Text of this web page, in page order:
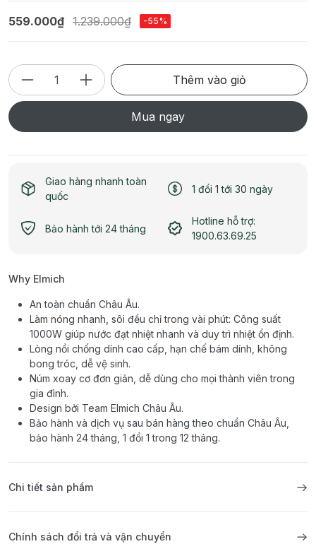
559.000₫ 1.239.000₫ -55%
Thêm vào giỏ
Mua ngay
Giao hàng nhanh toàn
quốc
1 đổi 1 tới 30 ngày
Bảo hành tới 24 tháng
Hotline hỗ trợ:
1900.63.69.25
Why Elmich
An toàn chuẩn Châu Âu.
Làm nóng nhanh, sôi đều chỉ trong vài phút: Công suất
1000W giúp nước đạt nhiệt nhanh và duy trì nhiệt ổn định.
Lòng nồi chống dính cao cấp, hạn chế bám dính, không
bong tróc, dễ vệ sinh.
Núm xoay cơ đơn giản, dễ dùng cho mọi thành viên trong
gia đình.
Design bởi Team Elmich Châu Âu.
Bảo hành và dịch vụ sau bán hàng theo chuẩn Châu Âu,
bảo hành 24 tháng, 1 đổi 1 trong 12 tháng.
Chi tiết sản phẩm
Chính sách đổi trả và vận chuyển